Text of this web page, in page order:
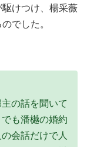
けつけ、楊采薇
でした。
の話を聞いて
も潘樾の婚約
会話だけで人